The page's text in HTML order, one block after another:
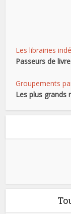
Les librairies
Passeurs de
Groupements
Les plus grands